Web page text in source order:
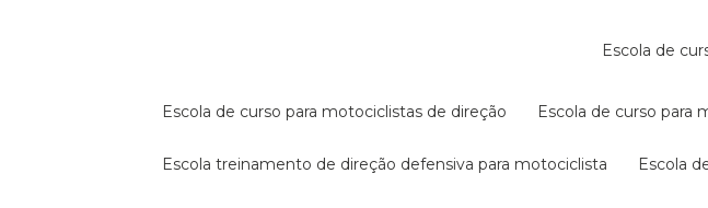
escola de
escola de curso para motociclistas de direção escola de curso
escola treinamento de direção defensiva para motociclista escola